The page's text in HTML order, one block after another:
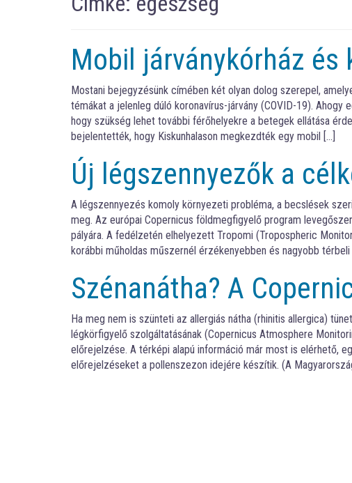
Mobil járványkórház és
Mostani bejegyzésünk címében két olyan dolog szerepel,
témákat a jelenleg dúló koronavírus-járvány (COVID-19).
hogy szükség lehet további férőhelyekre a betegek ellátása
bejelentették, hogy Kiskunhalason megkezdték egy mobil […]
Új légszennyezők a
A légszennyezés komoly környezeti probléma, a becslések
meg. Az európai Copernicus földmegfigyelő program
pályára. A fedélzetén elhelyezett Tropomi (Tropospheric
korábbi műholdas műszernél érzékenyebben és nagyobb
Szénanátha? A
Ha meg nem is szünteti az allergiás nátha (rhinitis allergica)
légkörfigyelő szolgáltatásának (Copernicus Atmosphere
előrejelzése. A térképi alapú információ már most is elérhető,
előrejelzéseket a pollenszezon idejére készítik. (A